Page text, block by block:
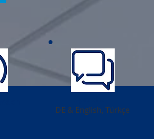
DE & English, Türkçe